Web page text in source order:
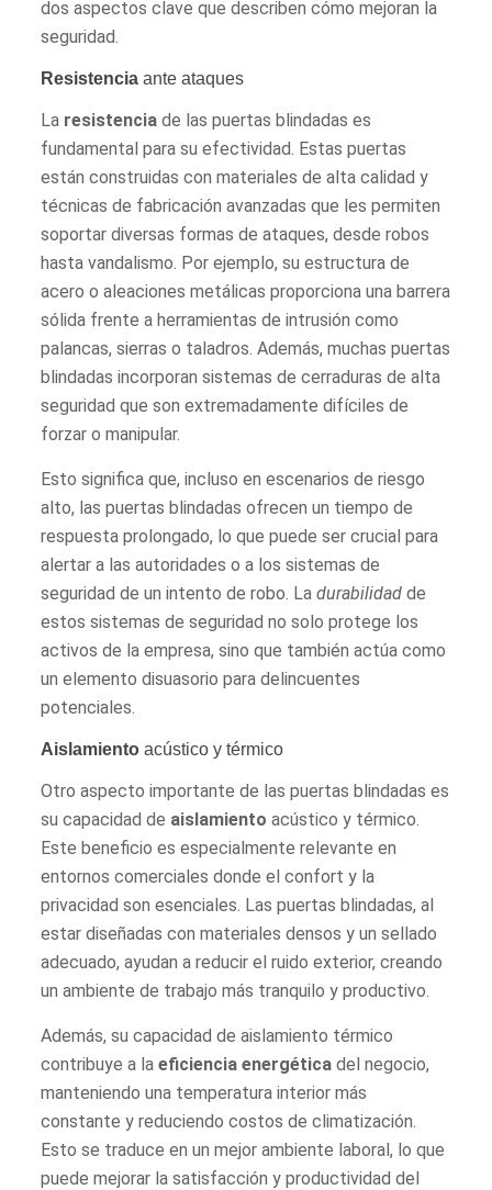
dos aspectos clave que describen cómo mejoran la
seguridad.
Resistencia ante ataques
La resistencia de las puertas blindadas es
fundamental para su efectividad. Estas puertas
están construidas con materiales de alta calidad y
técnicas de fabricación avanzadas que les permiten
soportar diversas formas de ataques, desde robos
hasta vandalismo. Por ejemplo, su estructura de
acero o aleaciones metálicas proporciona una barrera
sólida frente a herramientas de intrusión como
palancas, sierras o taladros. Además, muchas puertas
blindadas incorporan sistemas de cerraduras de alta
seguridad que son extremadamente difíciles de
forzar o manipular.
Esto significa que, incluso en escenarios de riesgo
alto, las puertas blindadas ofrecen un tiempo de
respuesta prolongado, lo que puede ser crucial para
alertar a las autoridades o a los sistemas de
seguridad de un intento de robo. Ladurabilidad de
estos sistemas de seguridad no solo protege los
activos de la empresa, sino que también actúa como
un elemento disuasorio para delincuentes
potenciales.
Aislamiento acústico y térmico
Otro aspecto importante de las puertas blindadas es
su capacidad de aislamiento acústico y térmico.
Este beneficio es especialmente relevante en
entornos comerciales donde el confort y la
privacidad son esenciales. Las puertas blindadas, al
estar diseñadas con materiales densos y un sellado
adecuado, ayudan a reducir el ruido exterior, creando
un ambiente de trabajo más tranquilo y productivo.
Además, su capacidad de aislamiento térmico
contribuye a laeficiencia energética del negocio,
manteniendo una temperatura interior más
constante y reduciendo costos de climatización.
Esto se traduce en un mejor ambiente laboral, lo que
puede mejorar la satisfacción y productividad del